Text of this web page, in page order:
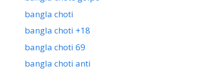
bangla choti
bangla choti +18
bangla choti 69
bangla choti anti